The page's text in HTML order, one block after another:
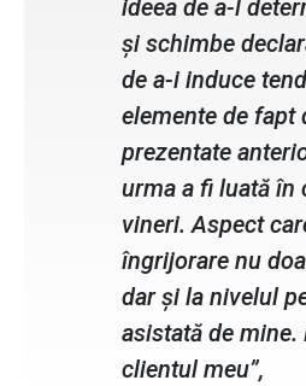
ideea de a-l
și schimbe
de a-i induce
elemente de fapt
prezentate
urma a fi luată în
vineri. Aspect
îngrijorare nu
dar și la nivelul
asistată de mine.
clientul meu”,